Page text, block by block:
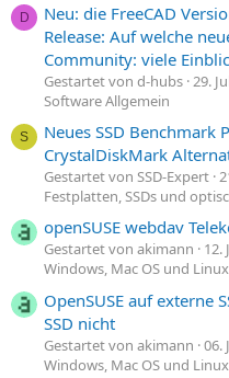
D
Neu: die FreeCAD
Release: Auf welche
Community: viele
Gestartet von d-hubs 29.
Software Allgemein
S
Neues SSD Benchmark
CrystalDiskMark
Gestartet von SSD-Expert
Festplatten, SSDs und
openSUSE webdav
Gestartet von akimann 12.
Windows, Mac OS und
OpenSUSE auf externe
SSD nicht
Gestartet von akimann 06.
Windows, Mac OS und